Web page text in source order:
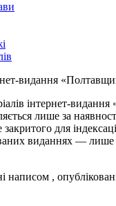
видання
інтернет-
лише за
закритого для
виданнях — лише
написом ,